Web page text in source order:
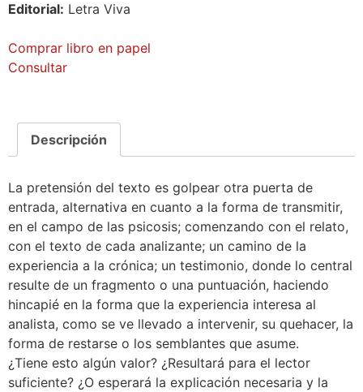
Editorial: Letra Viva
Comprar libro en papel
Consultar
Descripción
La pretensión del texto es golpear otra puerta de
entrada, alternativa en cuanto a la forma de transmitir,
en el campo de las psicosis; comenzando con el relato,
con el texto de cada analizante; un camino de la
experiencia a la crónica; un testimonio, donde lo central
resulte de un fragmento o una puntuación, haciendo
hincapié en la forma que la experiencia interesa al
analista, como se ve llevado a intervenir, su quehacer, la
forma de restarse o los semblantes que asume.
¿Tiene esto algún valor? ¿Resultará para el lector
suficiente? ¿O esperará la explicación necesaria y la